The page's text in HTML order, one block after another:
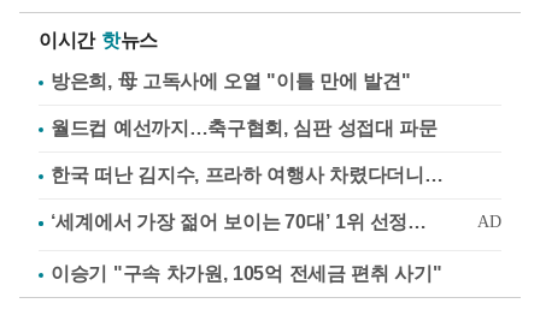
이시간 핫뉴스
방은희, 母 고독사에 오열 "이틀 만에 발견"
월드컵 예선까지…축구협회, 심판 성접대 파문
한국 떠난 김지수, 프라하 여행사 차렸다더니…
이승기 "구속 차가원, 105억 전세금 편취 사기"